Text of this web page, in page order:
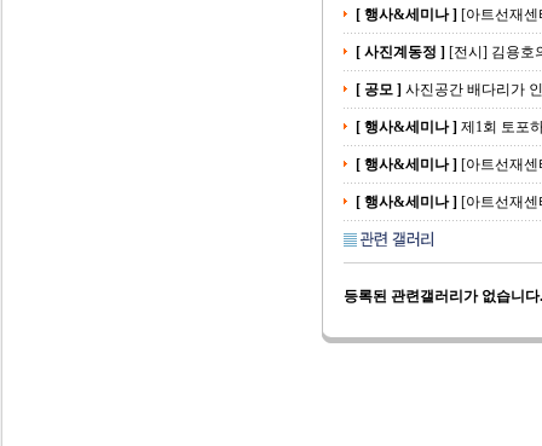
[ 행사&세미나 ] [아트선재센
[ 사진계동정 ] [전시] 김용호
[ 공모 ] 사진공간 배다리가
[ 행사&세미나 ] 제1회 토포
[ 행사&세미나 ] [아트선재센
[ 행사&세미나 ] [아트선재센
등록된 관련갤러리가 없습니다.